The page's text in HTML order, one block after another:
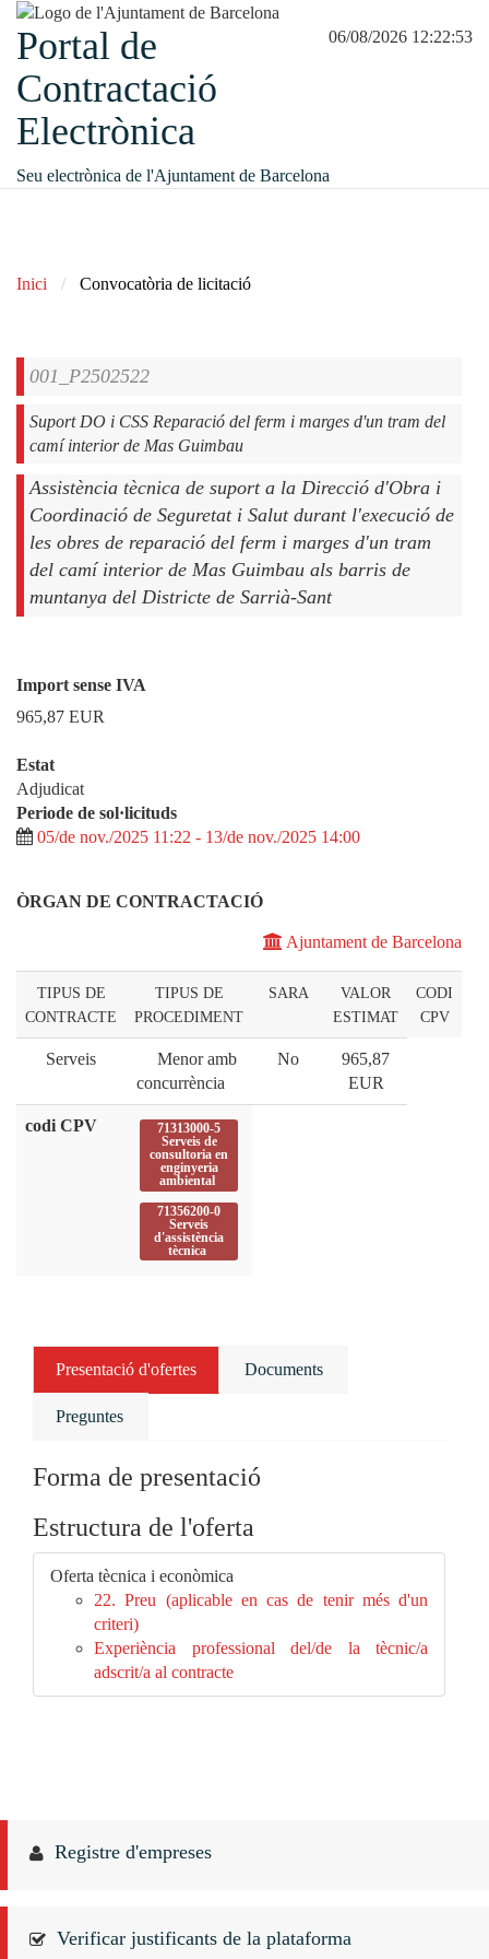
06/08/2026 12:22:53
Portal de
Contractació
Electrònica
Seu electrònica de l'Ajuntament de Barcelona
Inici Convocatòria de licitació
001_P2502522
Suport DO i CSS Reparació del ferm i marges d'un tram del
camí interior de Mas Guimbau
Assistència tècnica de suport a la Direcció d'Obra i
Coordinació de Seguretat i Salut durant l'execució de
les obres de reparació del ferm i marges d'un tram
del camí interior de Mas Guimbau als barris de
muntanya del Districte de Sarrià-Sant
Import sense IVA
965,87 EUR
Estat
Adjudicat
Periode de sol·licituds
05/de nov./2025 11:22 - 13/de nov./2025 14:00
ÒRGAN DE CONTRACTACIÓ
Ajuntament de Barcelona
TIPUS DE
CONTRACTE
TIPUS DE
PROCEDIMENT
SARA
VALOR
ESTIMAT
CODI
CPV
Serveis
Menor amb
concurrència
No
965,87
EUR
codi CPV
71313000-5
Serveis de
consultoria en
enginyeria
ambiental
71356200-0
Serveis
d'assistència
tècnica
Presentació d'ofertes Documents
Preguntes
Forma de presentació
Estructura de l'oferta
Oferta tècnica i econòmica
22. Preu (aplicable en cas de tenir més d'un
criteri)
Experiència professional del/de la tècnic/a
adscrit/a al contracte
Registre d'empreses
Verificar justificants de la plataforma